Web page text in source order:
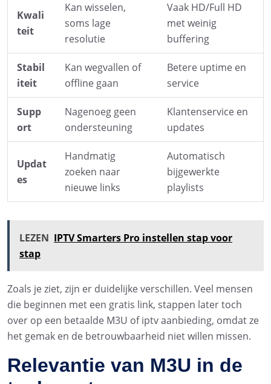
Kwali
teit
Kan wisselen,
soms lage
resolutie
Vaak HD/Full HD
met weinig
buffering
Stabil
iteit
Kan wegvallen of
offline gaan
Betere uptime en
service
Supp
ort
Nagenoeg geen
ondersteuning
Klantenservice en
updates
Updat
es
Handmatig
zoeken naar
nieuwe links
Automatisch
bijgewerkte
playlists
LEZEN IPTV Smarters Pro instellen stap voor
stap
Zoals je ziet, zijn er duidelijke verschillen. Veel mensen
die beginnen met een gratis link, stappen later toch
over op een betaalde M3U of iptv aanbieding, omdat ze
het gemak en de betrouwbaarheid niet willen missen.
Relevantie van M3U in de